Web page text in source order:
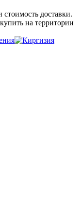
стоимость доставки.
на территории